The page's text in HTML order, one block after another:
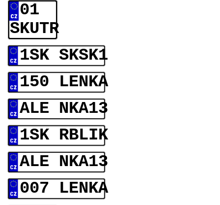
01
SKUTR
1SK SKSK1
150 LENKA
ALE NKA13
1SK RBLIK
ALE NKA13
007 LENKA